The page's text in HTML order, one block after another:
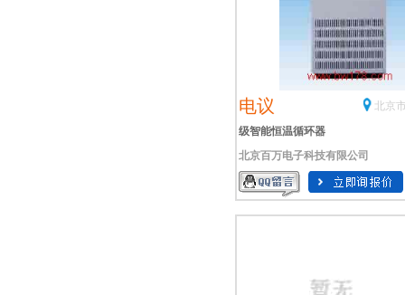
电议
北京
级智能恒温循环器
北京百万电子科技有限公司